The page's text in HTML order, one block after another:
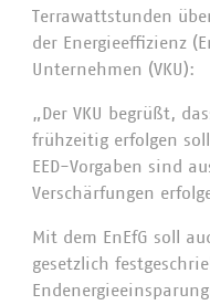
Terrawattstunden
der Energieeffizienz
Unternehmen (VKU):
„Der VKU begrüßt,
frühzeitig erfolgen
EED-Vorgaben sind
Verschärfungen
Mit dem EnEfG soll
gesetzlich